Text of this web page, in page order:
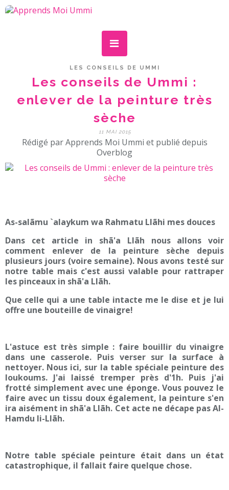
LES CONSEILS DE UMMI
Les conseils de Ummi :
enlever de la peinture très
sèche
11 MAI 2015
Rédigé par Apprends Moi Ummi et publié depuis
Overblog
As-salãmu `alaykum wa Rahmatu Llãhi mes douces
Dans cet article in shã'a Llãh nous allons voir
comment enlever de la peinture sèche depuis
plusieurs jours (voire semaine). Nous avons testé sur
notre table mais c'est aussi valable pour rattraper
les pinceaux in shã'a Llãh.
Que celle qui a une table intacte me le dise et je lui
offre une bouteille de vinaigre!
L'astuce est très simple : faire bouillir du vinaigre
dans une casserole. Puis verser sur la surface à
nettoyer. Nous ici, sur la table spéciale peinture des
loukoums. J'ai laissé tremper près d'1h. Puis j'ai
frotté simplement avec une éponge. Vous pouvez le
faire avec un tissu doux également, la peinture s'en
ira aisément in shã'a Llãh. Cet acte ne décape pas Al-
Hamdu li-Llãh.
Notre table spéciale peinture était dans un état
catastrophique, il fallait faire quelque chose.